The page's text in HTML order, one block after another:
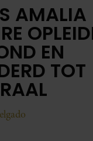
AMALIA
EN
TOT